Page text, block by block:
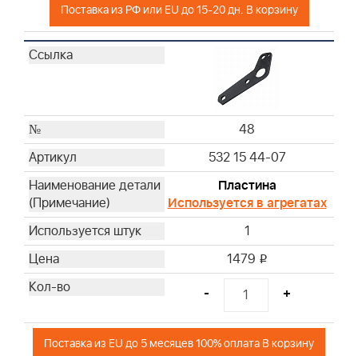
Поставка из РФ или EU до 15-20 дн. В корзину
48
532 15 44-07
Пластина
Используется в агрегатах
1
1479 i
- +
Поставка из EU до 5 месяцев 100% оплата В корзину